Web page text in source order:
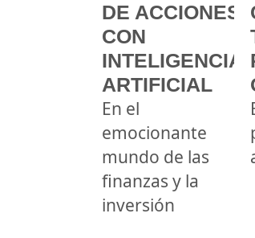
DE ACCIONES
CON
INTELIGENCIA
ARTIFICIAL
En el
emocionante
mundo de las
finanzas y la
inversión